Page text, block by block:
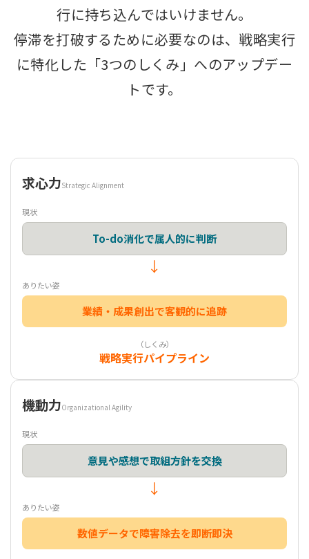
行に持ち込んではいけません。
停滞を打破するために必要なのは、戦略実行
に特化した「3つのしくみ」へのアップデー
トです。
求心力Strategic Alignment
現状
To-do消化で属人的に判断
↓
ありたい姿
業績・成果創出で客観的に追跡
（しくみ）
戦略実行パイプライン
機動力Organizational Agility
現状
意見や感想で取組方針を交換
↓
ありたい姿
数値データで障害除去を即断即決